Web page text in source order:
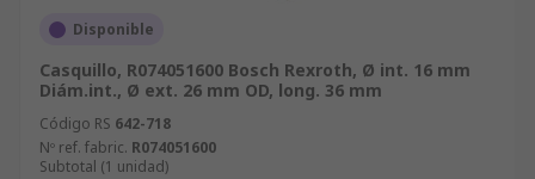
Disponible
Casquillo, R074051600 Bosch Rexroth, Ø int. 16 mm
Diám.int., Ø ext. 26 mm OD, long. 36 mm
Código RS 642-718
Nº ref. fabric. R074051600
Subtotal (1 unidad)